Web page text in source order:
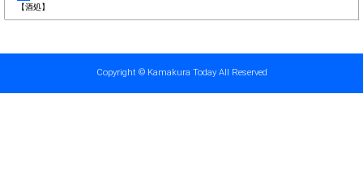
【酒処】
Copyright © Kamakura Today All Reserved